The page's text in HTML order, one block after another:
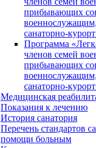
прибывающих
санаторно-
Программа
членов семей
прибывающих
санаторно-
Медицинская
Показания к лечению
История санатория
Перечень стандартов
помощи больным